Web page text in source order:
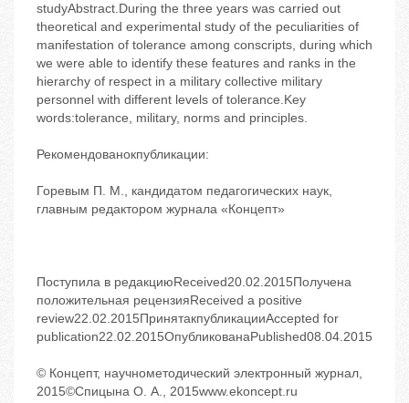
studyAbstract.During the three years was carried out
theoretical and experimental study of the peculiarities of
manifestation of tolerance among conscripts, during which
we were able to identify these features and ranks in the
hierarchy of respect in a military collective military
personnel with different levels of tolerance.Key
words:tolerance, military, norms and principles.
Рекомендованокпубликации:
Горевым П. М., кандидатом педагогических наук,
главным редактором журнала «Концепт»
Поступила в редакциюReceived20.02.2015Получена
положительная рецензияReceived a positive
review22.02.2015ПринятакпубликацииAccepted for
publication22.02.2015ОпубликованаPublished08.04.2015
© Концепт, научнометодический электронный журнал,
2015©Спицына О. А., 2015www.ekoncept.ru